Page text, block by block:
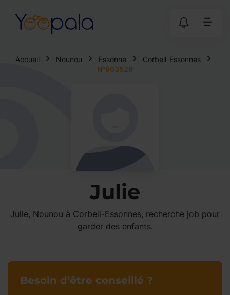
Accueil Nounou Essonne
Corbeil-Essonnes
N°963529
Julie
Julie, Nounou à Corbeil-Essonnes, recherche job pour
garder des enfants.
Besoin d’être conseillé ?